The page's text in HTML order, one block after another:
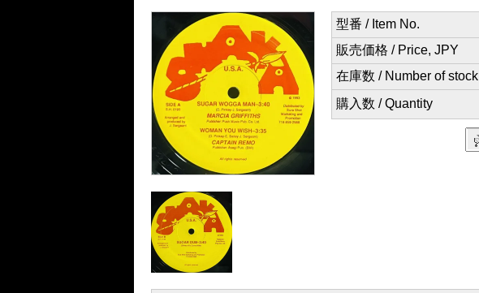
型番 / Item No.
販売価格 / Price, JPY
在庫数 / Number of stock
購入数 / Quantity